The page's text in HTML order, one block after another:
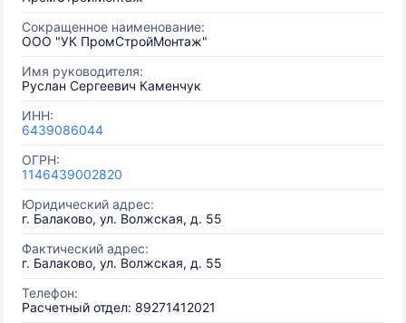
Сокращенное наименование:
ООО "УК ПромСтройМонтаж"
Имя руководителя:
Руслан Сергеевич Каменчук
ИНН:
6439086044
ОГРН:
1146439002820
Юридический адрес:
г. Балаково, ул. Волжская, д. 55
Фактический адрес:
г. Балаково, ул. Волжская, д. 55
Телефон:
Расчетный отдел: 89271412021